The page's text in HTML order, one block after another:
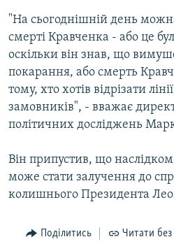
ПОДКАСТИ
КРИМ РЕАЛІЇ
РУС
УКР
КТАТ
ДОЛУЧАЙСЯ!
"На сьогоднішній день
смерті Кравченка - або це
оскільки він знав, що
покарання, або смерть
тому, хто хотів відрізати
замовників", - вважає
політичних досліджень
Він припустив, що
може стати залучення до
колишнього Президента
Поділитись Читати без